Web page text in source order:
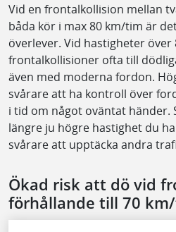
Vid en frontalkollision mellan
båda kör i max 80 km/tim är
överlever. Vid hastigheter
frontalkollisioner ofta till
även med moderna fordon.
svårare att ha kontroll över
i tid om något oväntat händer.
längre ju högre hastighet du
svårare att upptäcka andra
Ökad risk att dö vid
förhållande till 70